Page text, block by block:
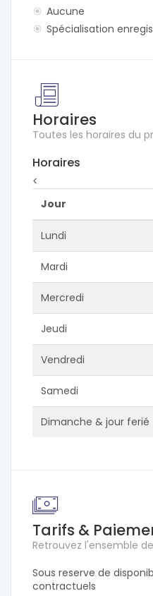
Aucune
Spécialisation
Horaires
Toutes les horaires du
Horaires
<
Jour
Lundi
Mardi
Mercredi
Jeudi
Vendredi
Samedi
Dimanche & jour ferié
Tarifs &
Retrouvez l'ensemble
Sous reserve de
contractuels